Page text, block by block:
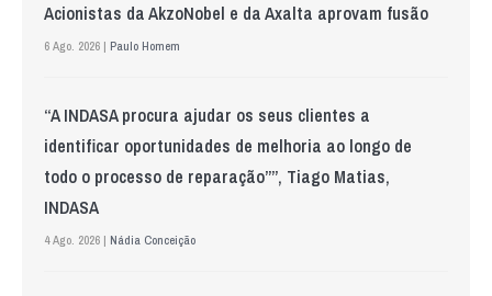
Acionistas da AkzoNobel e da Axalta aprovam fusão
6 Ago. 2026 | Paulo Homem
“A INDASA procura ajudar os seus clientes a
identificar oportunidades de melhoria ao longo de
todo o processo de reparação””, Tiago Matias,
INDASA
4 Ago. 2026 | Nádia Conceição